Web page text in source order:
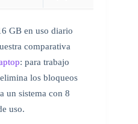
GB en uso diario
comparativa
: para trabajo
los bloqueos
un sistema con 8
uso.